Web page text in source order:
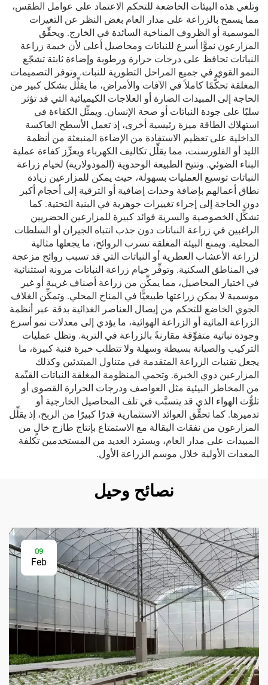
وتلغي هذه البيئات الخاضعة للتحكم الاعتماد على عوامل الطقس،
مما يسمح بالزراعة على مدار العام بغض النظر عن التغيرات
الموسمية أو الظروف المناخية السائدة في الخارج. ويحقِّق
المزارعون نموًّا أسرع للنباتات ومحاصيل أعلى لأن خيمة زراعة
النباتات تحافظ على درجات حرارة ورطوبة وإضاءة ثابتة تشجّع
النمو القوي في جميع المراحل التطورية للنبات. وتوفر التصميمات
المغلقة تحكُّمًا كاملاً في الآفات والأمراض، ما يقلِّل بشكل كبير من
الحاجة إلى المبيدات الضارة أو العلاجات الكيميائية التي قد تؤثر
سلبًا على جودة النباتات أو صحة الإنسان. ويمثِّل الكفاءة في
استهلاك الطاقة ميزة رئيسية أخرى، إذ تعمل الأسطح العاكسة
الداخلية على تعظيم الاستفادة من الإضاءة المنبعثة من أنظمة
الليد أو الفلورسنت، مما يقلِّل تكاليف الكهرباء ويعزِّز كفاءة عملية
البناء الضوئي. وتتيح الطبيعة الوحدوية (المودولارية) لخيام زراعة
النباتات توسيع العمليات بسهولة، حيث يمكن للمزارعين زيادة
نطاق أعمالهم بإضافة وحدات إضافية أو الترقية إلى أحجام أكبر
دون الحاجة إلى إجراء تغييرات جوهرية في البنية التحتية. كما
تشكِّل الخصوصية والسرية فوائد كبيرة للمزارعين الحضريين
الراغبين في زراعة النباتات دون جذب انتباه الجيران أو السلطات
المحلية. ويمنع البيئة المغلقة تسرب الروائح، ما يجعلها مثالية
لزراعة الأعشاب العطرية أو النباتات التي قد تسبب روائح مزعجة
في المناطق السكنية. وتوفِّر خيام زراعة النباتات مرونة استثنائية
في اختيار المحاصيل، مما يمكِّن من زراعة أصناف غريبة أو غير
موسمية لا يمكن زراعتها طبيعيًّا في المناخ المحلي. وتمكِّن الغلاف
الجوي الخاضع للتحكم من إيصال العناصر الغذائية بدقة عبر أنظمة
الزراعة المائية أو الزراعة الهوائية، ما يؤدي إلى معدلات نمو أسرع
وجودة نباتية متفوِّقة مقارنةً بالزراعة في التربة. وتظل عمليات
التركيب والصيانة بسيطة وسهلة ولا تتطلب خبرة فنية كبيرة، ما
يجعل تقنيات الزراعة المتقدمة في متناول المبتدئين وكذلك
المزارعين ذوي الخبرة. وتحمي المنظومة المغلقة النباتات القيِّمة
من المخاطر البيئية مثل العواصف ودرجات الحرارة القصوى أو
تلوُّث الهواء الذي قد يتسبَّب في تلف المحاصيل الخارجية أو
تدميرها. كما تحقِّق العوائد الاستثمارية قدرًا كبيرًا من الربح، إذ يقلِّل
المزارعون من نفقات البقالة مع الاستمتاع بإنتاج طازج خالٍ من
المبيدات على مدار العام، ويسترد العديد من المستخدمين تكلفة
المعدات الأولية خلال موسم الزراعة الأول.
نصائح وحيل
09
Feb